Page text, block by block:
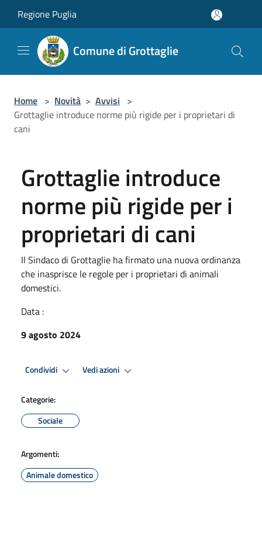
Regione Puglia
Comune di Grottaglie
Home > Novità > Avvisi >
Grottaglie introduce norme più rigide per i proprietari di
cani
Grottaglie introduce
norme più rigide per i
proprietari di cani
Il Sindaco di Grottaglie ha firmato una nuova ordinanza
che inasprisce le regole per i proprietari di animali
domestici.
Data :
9 agosto 2024
Condividi Vedi azioni
Categorie:
Sociale
Argomenti:
Animale domestico